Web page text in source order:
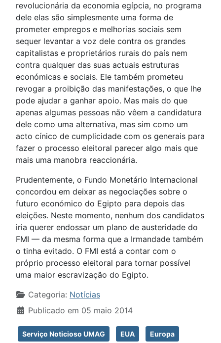
revolucionária da economia egípcia, no programa
dele elas são simplesmente uma forma de
prometer empregos e melhorias sociais sem
sequer levantar a voz dele contra os grandes
capitalistas e proprietários rurais do país nem
contra qualquer das suas actuais estruturas
económicas e sociais. Ele também prometeu
revogar a proibição das manifestações, o que lhe
pode ajudar a ganhar apoio. Mas mais do que
apenas algumas pessoas não vêem a candidatura
dele como uma alternativa, mas sim como um
acto cínico de cumplicidade com os generais para
fazer o processo eleitoral parecer algo mais que
mais uma manobra reaccionária.
Prudentemente, o Fundo Monetário Internacional
concordou em deixar as negociações sobre o
futuro económico do Egipto para depois das
eleições. Neste momento, nenhum dos candidatos
iria querer endossar um plano de austeridade do
FMI — da mesma forma que a Irmandade também
o tinha evitado. O FMI está a contar com o
próprio processo eleitoral para tornar possível
uma maior escravização do Egipto.
Detalhes
Categoria: Notícias
Publicado em 05 maio 2014
Serviço Noticioso UMAG EUA Europa